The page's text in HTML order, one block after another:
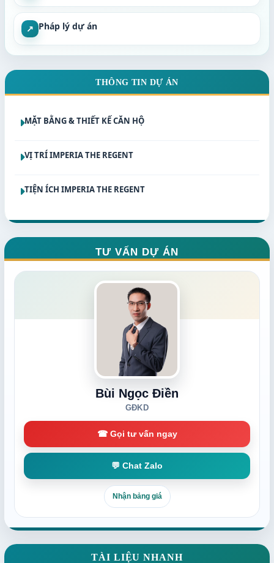
↗ Pháp lý dự án
THÔNG TIN DỰ ÁN
MẶT BẰNG & THIẾT KẾ CĂN HỘ
VỊ TRÍ IMPERIA THE REGENT
TIỆN ÍCH IMPERIA THE REGENT
TƯ VẤN DỰ ÁN
Bùi Ngọc Điền
GĐKD
☎ Gọi tư vấn ngay
💬 Chat Zalo
Nhận bảng giá
TÀI LIỆU NHANH